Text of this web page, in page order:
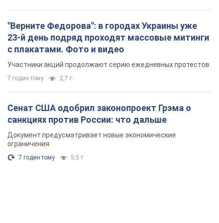
"Верните Федорова": в городах Украины уже
23-й день подряд проходят массовые митинги
с плакатами. Фото и видео
Участники акций продолжают серию ежедневных протестов
7 годин тому 2,7 т.
Сенат США одобрил законопроект Грэма о
санкциях против России: что дальше
Документ предусматривает новые экономические
ограничения
7 годин тому 5,5 т.